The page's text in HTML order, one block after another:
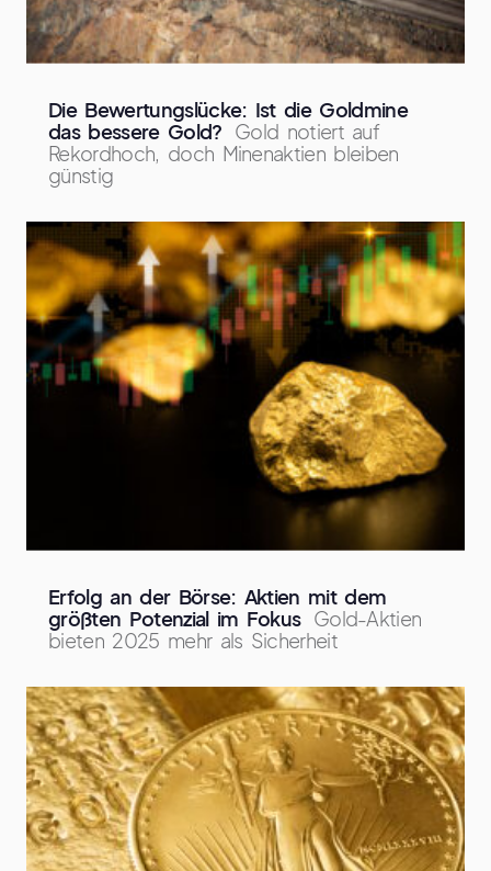
Die Bewertungslücke: Ist die Goldmine
das bessere Gold? Gold notiert auf
Rekordhoch, doch Minenaktien bleiben
günstig
Erfolg an der Börse: Aktien mit dem
größten Potenzial im Fokus Gold-Aktien
bieten 2025 mehr als Sicherheit